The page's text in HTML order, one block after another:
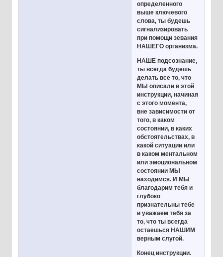
определенного
выше ключевого
слова, ты будешь
сигнализировать
при помощи зевания
НАШЕГО организма.
НАШЕ подсознание,
ты всегда будешь
делать все то, что
МЫ описали в этой
инструкции, начиная
с этого момента,
вне зависимости от
того, в каком
состоянии, в каких
обстоятельствах, в
какой ситуации или
в каком ментальном
или эмоциональном
состоянии МЫ
находимся. И МЫ
благодарим тебя и
глубоко
признательны тебе
и уважаем тебя за
то, что ты всегда
остаешься НАШИМ
верным слугой.
Конец инструкции.